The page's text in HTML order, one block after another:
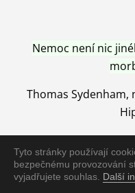
Tyto stránky používají
bezpečnému provozování
vyjadřujete souhlas. Další
Nemoc není nic
Thomas Sydenham,
Nemoc je vyléčena